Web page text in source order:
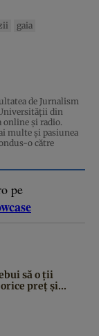
gaia
de Jurnalism
din
online și radio.
multe și pasiunea
o către
pe
să o ții
preț și...